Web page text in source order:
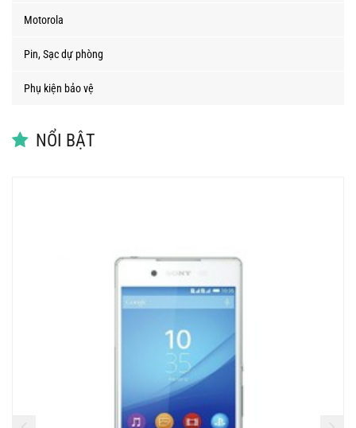
Motorola
Pin, Sạc dự phòng
Phụ kiện bảo vệ
NỔI BẬT